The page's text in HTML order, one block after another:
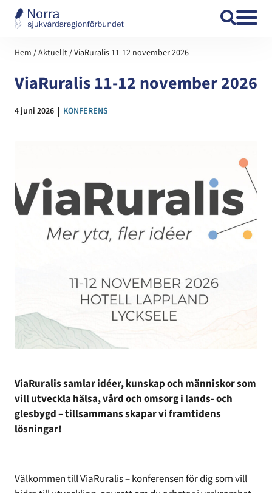
Hem /Aktuellt/ViaRuralis 11-12 november 2026
ViaRuralis 11-12 november 2026
Datum:
4 juni 2026 Kategori:
KONFERENS
ViaRuralis samlar idéer, kunskap och människor som
vill utveckla hälsa, vård och omsorg i lands- och
glesbygd – tillsammans skapar vi framtidens
lösningar!
Välkommen till ViaRuralis – konferensen för dig som vill